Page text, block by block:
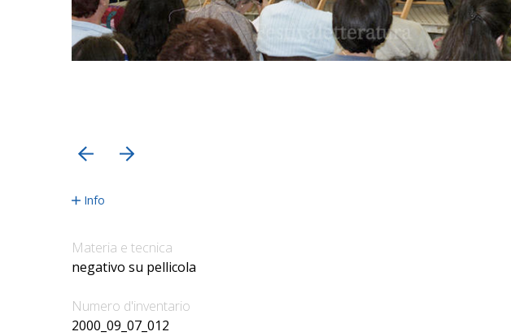
Info
Materia e tecnica
negativo su pellicola
Numero d'inventario
2000_09_07_012